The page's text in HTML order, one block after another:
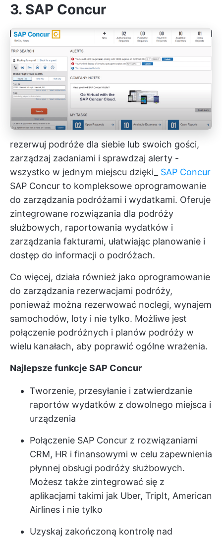
3. SAP Concur
rezerwuj podróże dla siebie lub swoich gości,
zarządzaj zadaniami i sprawdzaj alerty -
wszystko w jednym miejscu dzięki_ SAP Concur
SAP Concur to kompleksowe oprogramowanie
do zarządzania podróżami i wydatkami. Oferuje
zintegrowane rozwiązania dla podróży
służbowych, raportowania wydatków i
zarządzania fakturami, ułatwiając planowanie i
dostęp do informacji o podróżach.
Co więcej, działa również jako oprogramowanie
do zarządzania rezerwacjami podróży,
ponieważ można rezerwować noclegi, wynajem
samochodów, loty i nie tylko. Możliwe jest
połączenie podróżnych i planów podróży w
wielu kanałach, aby poprawić ogólne wrażenia.
Najlepsze funkcje SAP Concur
Tworzenie, przesyłanie i zatwierdzanie
raportów wydatków z dowolnego miejsca i
urządzenia
Połączenie SAP Concur z rozwiązaniami
CRM, HR i finansowymi w celu zapewnienia
płynnej obsługi podróży służbowych.
Możesz także zintegrować się z
aplikacjami takimi jak Uber, TripIt, American
Airlines i nie tylko
Uzyskaj zakończoną kontrolę nad